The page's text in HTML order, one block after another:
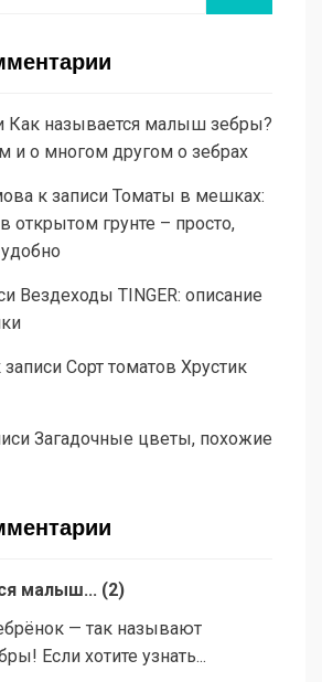
Как называется малыш зебры?
и о многом другом о зебрах
к записи Томаты в мешках:
открытом грунте – просто,
Вездеходы TINGER: описание
записи Сорт томатов Хрустик
Загадочные цветы, похожие
малыш... (2)
— так называют
Если хотите узнать...